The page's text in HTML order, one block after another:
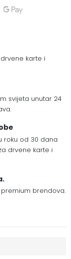
karte i
svijeta unutar 24
roku od 30 dana
drvene karte i
brendova.